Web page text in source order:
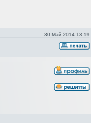
30 Май 2014 13:19